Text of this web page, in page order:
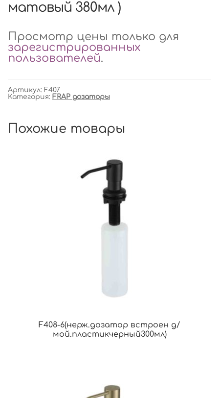
матовый 380мл )
Просмотр цены только для
зарегистрированных
пользователей.
Артикул: F407
Категория: FRAP дозаторы
Похожие товары
F408-6(нерж.дозатор встроен д/
мой.пластикчерный300мл)